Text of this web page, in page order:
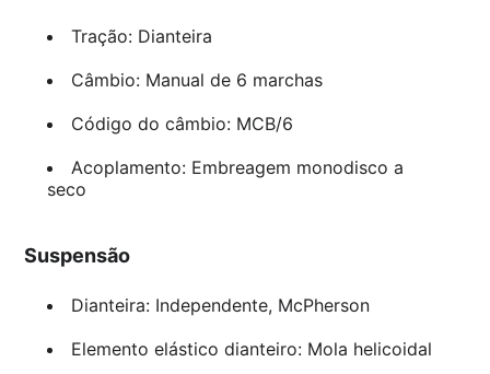
Tração: Dianteira
Câmbio: Manual de 6 marchas
Código do câmbio: MCB/6
Acoplamento: Embreagem monodisco a
seco
Suspensão
Dianteira: Independente, McPherson
Elemento elástico dianteiro: Mola helicoidal